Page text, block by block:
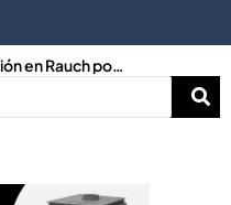
La programación en Rauch por las celebraciones de Semana Santa